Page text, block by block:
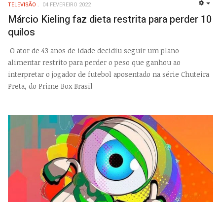
TELEVISÃO 04 FEVEREIRO 2022
Márcio Kieling faz dieta restrita para perder 10
quilos
O ator de 43 anos de idade decidiu seguir um plano
alimentar restrito para perder o peso que ganhou ao
interpretar o jogador de futebol aposentado na série Chuteira
Preta, do Prime Box Brasil